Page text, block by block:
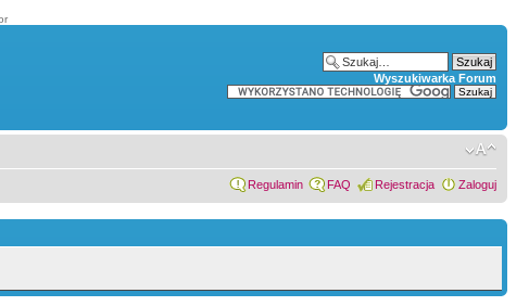
Wyszukiwarka Forum
Regulamin FAQ Rejestracja Zaloguj